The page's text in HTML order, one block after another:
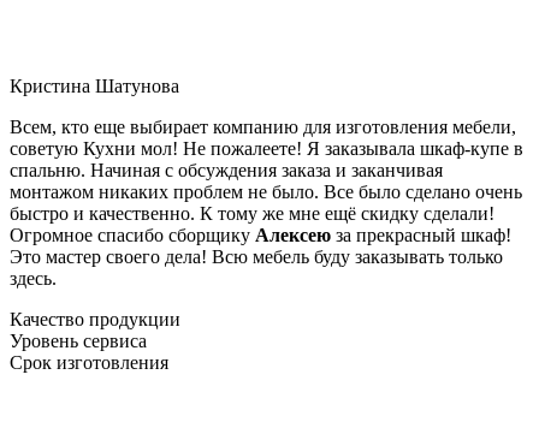
Кристина Шатунова
Всем, кто еще выбирает компанию для изготовления мебели,
советую Кухни мол! Не пожалеете! Я заказывала шкаф-купе в
спальню. Начиная с обсуждения заказа и заканчивая
монтажом никаких проблем не было. Все было сделано очень
быстро и качественно. К тому же мне ещё скидку сделали!
Огромное спасибо сборщику Алексею за прекрасный шкаф!
Это мастер своего дела! Всю мебель буду заказывать только
здесь.
Качество продукции
Уровень сервиса
Срок изготовления